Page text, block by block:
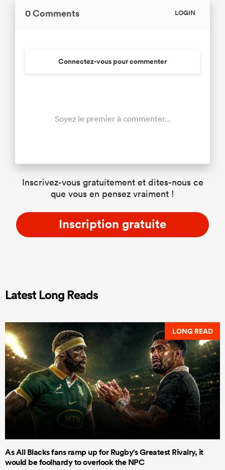
0 Comments LOGIN
Connectez-vous pour commenter
Soyez le premier à commenter...
Inscrivez-vous gratuitement et dites-nous ce
que vous en pensez vraiment !
Inscription gratuite
Latest Long Reads
LONG READ
As All Blacks fans ramp up for Rugby's Greatest Rivalry, it
would be foolhardy to overlook the NPC